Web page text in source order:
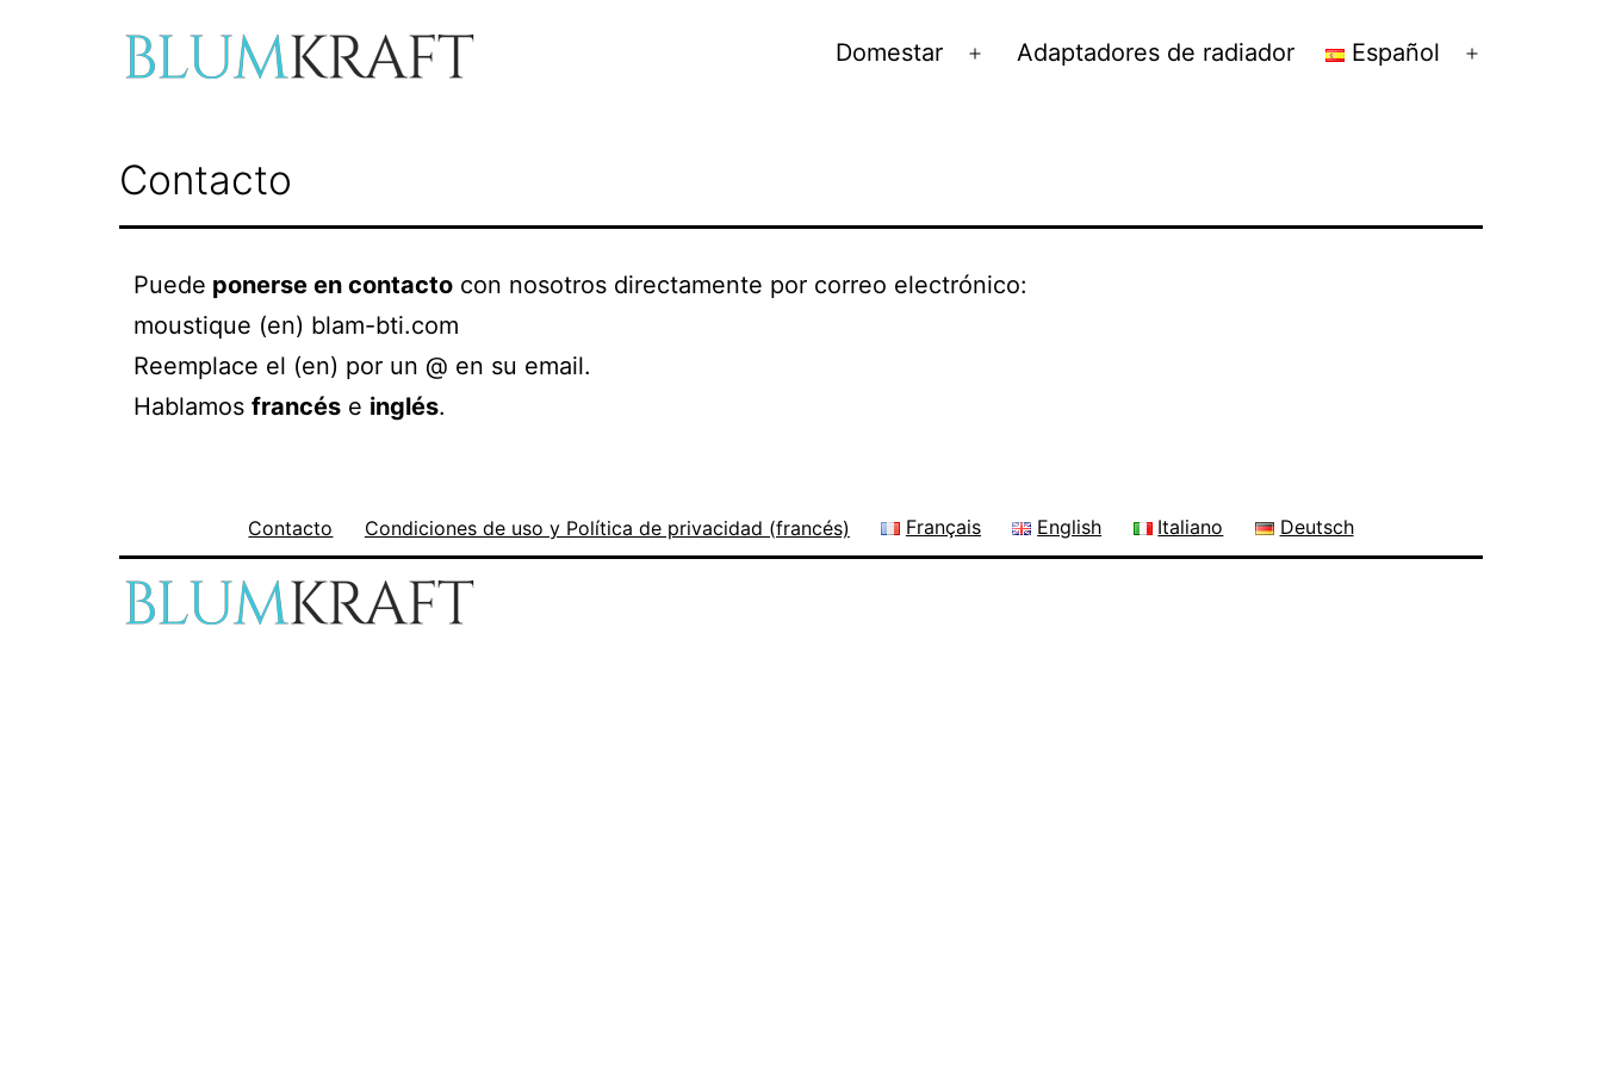
Domestar
Abrir
Adaptadores de radiador Español
Contacto
Puede ponerse en contacto con nosotros directamente por correo electrónico:
moustique (en) blam-bti.com
Reemplace el (en) por un @ en su email.
Hablamos francés e inglés.
Contacto Condiciones de uso y Política de privacidad (francés) Français English Italiano Deutsch